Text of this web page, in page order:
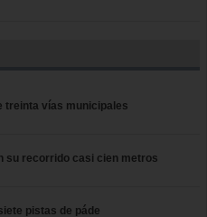
treinta vías municipales
su recorrido casi cien metros
pistas de páde